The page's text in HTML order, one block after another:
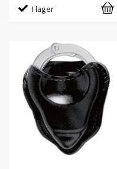
I lager